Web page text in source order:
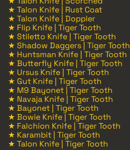
★ Talon Knife | Rust Coat
★ Talon Knife | Doppler
★ Flip Knife | Tiger Tooth
★ Stiletto Knife | Tiger Tooth
★ Shadow Daggers | Tiger Tooth
★ Huntsman Knife | Tiger Tooth
★ Butterfly Knife | Tiger Tooth
★ Ursus Knife | Tiger Tooth
★ Gut Knife | Tiger Tooth
★ M9 Bayonet | Tiger Tooth
★ Navaja Knife | Tiger Tooth
★ Bayonet | Tiger Tooth
★ Bowie Knife | Tiger Tooth
★ Falchion Knife | Tiger Tooth
★ Karambit | Tiger Tooth
★ Talon Knife | Tiger Tooth